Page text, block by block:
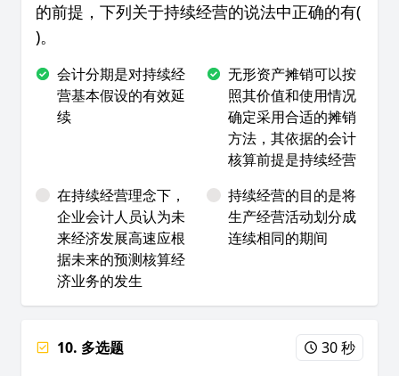
的前提，下列关于持续经营的说法中正确的有(
)。
会计分期是对持续经
营基本假设的有效延
续
无形资产摊销可以按
照其价值和使用情况
确定采用合适的摊销
方法，其依据的会计
核算前提是持续经营
在持续经营理念下，
企业会计人员认为未
来经济发展高速应根
据未来的预测核算经
济业务的发生
持续经营的目的是将
生产经营活动划分成
连续相同的期间
10. 多选题 30 秒